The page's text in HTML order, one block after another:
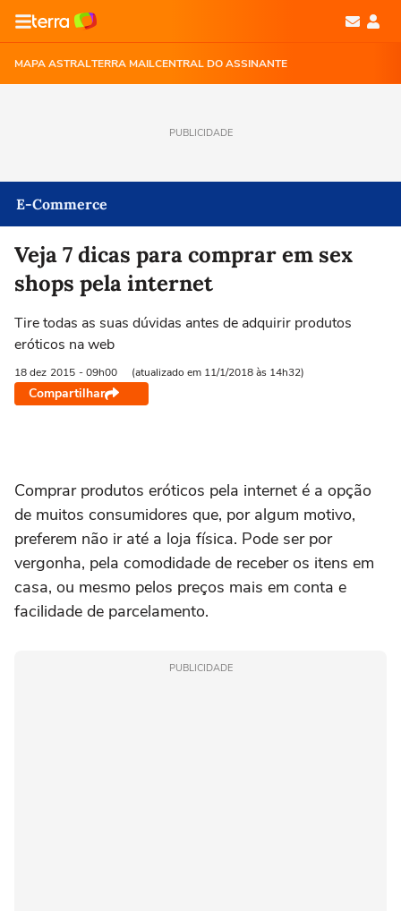
MAPA ASTRALTERRA MAILCENTRAL DO ASSINANTE
PUBLICIDADE
E-Commerce
Veja 7 dicas para comprar em sex
shops pela internet
Tire todas as suas dúvidas antes de adquirir produtos
eróticos na web
18 dez 2015 - 09h00 (atualizado em 11/1/2018 às 14h32)
Compartilhar
Comprar produtos eróticos pela internet é a opção
de muitos consumidores que, por algum motivo,
preferem não ir até a loja física. Pode ser por
vergonha, pela comodidade de receber os itens em
casa, ou mesmo pelos preços mais em conta e
facilidade de parcelamento.
PUBLICIDADE